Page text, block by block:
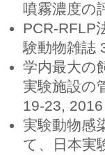
噴霧濃度の
PCR-RFLP
験動物雑誌
学内最大の
実験施設の
19-23, 2016
実験動物感
て、日本実